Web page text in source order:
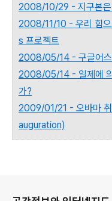
2008/10/29 - 지구본은
2008/11/10 - 우리 힘
s 프로젝트
2008/05/14 - 구글어스
2008/05/14 - 일제에
가?
2009/01/21 - 오바마
auguration)